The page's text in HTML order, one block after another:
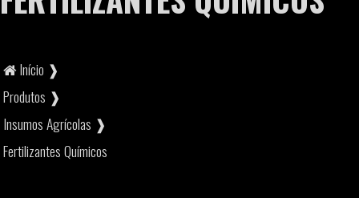
Início ❱
Produtos ❱
Insumos Agrícolas ❱
Fertilizantes Químicos